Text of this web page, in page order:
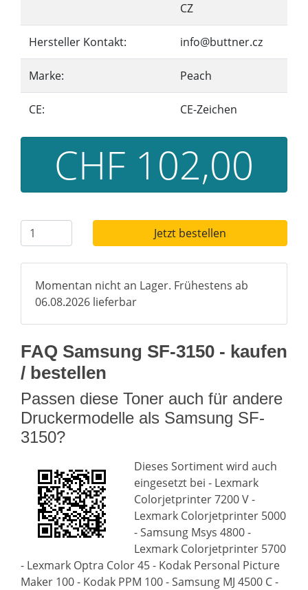
CZ
Hersteller Kontakt: info@buttner.cz
Marke: Peach
CE: CE-Zeichen
CHF 102,00
Jetzt bestellen
Momentan nicht an Lager. Frühestens ab
06.08.2026 lieferbar
FAQ Samsung SF-3150 - kaufen
/ bestellen
Passen diese Toner auch für andere
Druckermodelle als Samsung SF-
3150?
Dieses Sortiment wird auch
eingesetzt bei - Lexmark
Colorjetprinter 7200 V -
Lexmark Colorjetprinter 5000
- Samsung Msys 4800 -
Lexmark Colorjetprinter 5700
- Lexmark Optra Color 45 - Kodak Personal Picture
Maker 100 - Kodak PPM 100 - Samsung MJ 4500 C -